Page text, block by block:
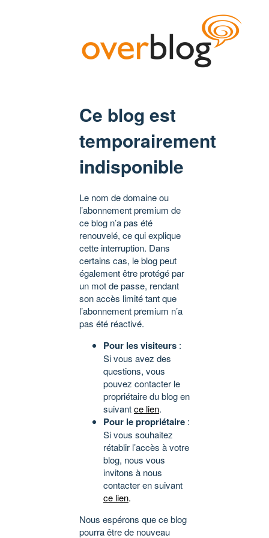
Ce blog est
temporairement
indisponible
Le nom de domaine ou
l’abonnement premium de
ce blog n’a pas été
renouvelé, ce qui explique
cette interruption. Dans
certains cas, le blog peut
également être protégé par
un mot de passe, rendant
son accès limité tant que
l’abonnement premium n’a
pas été réactivé.
Pour les visiteurs :
Si vous avez des
questions, vous
pouvez contacter le
propriétaire du blog en
suivantce lien.
Pour le propriétaire :
Si vous souhaitez
rétablir l’accès à votre
blog, nous vous
invitons à nous
contacter en suivant
ce lien.
Nous espérons que ce blog
pourra être de nouveau